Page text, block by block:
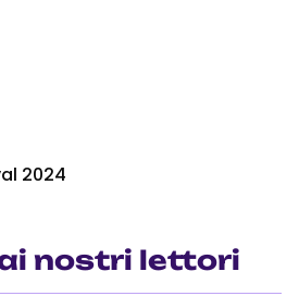
2024
nostri lettori